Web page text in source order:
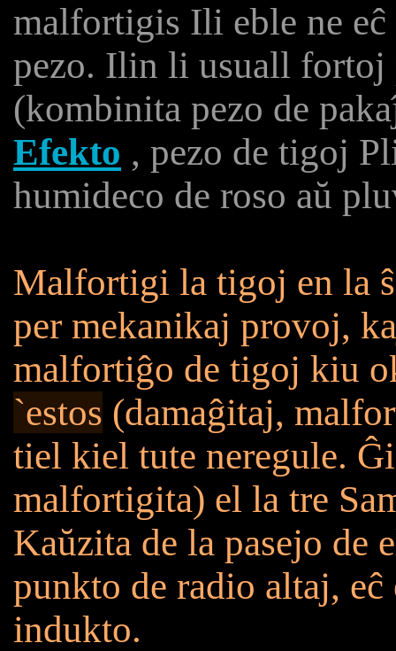
malfortigis Ili eble ne
pezo. Ilin li usuall fortoj
(kombinita pezo de
Efekto , pezo de tigoj
humideco de roso aŭ
Malfortigi la tigoj en la
per mekanikaj provoj,
malfortiĝo de tigoj kiu
`estos (damaĝitaj,
tiel kiel tute neregule.
malfortigita) el la tre
Kaŭzita de la pasejo de
punkto de radio altaj,
indukto.